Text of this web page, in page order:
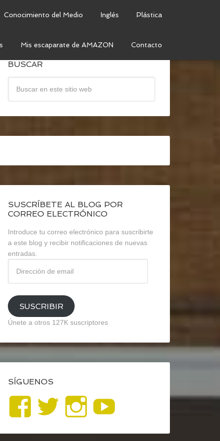
Conocimiento del Medio Inglés Plástica
Mis escaparate de AMAZON Contacto
BUSCAR
SUSCRÍBETE AL BLOG POR
CORREO ELECTRÓNICO
Introduce tu correo electrónico para suscribirte
a este blog y recibir notificaciones de nuevas
entradas.
email
SUSCRIBIR
Únete a otros 127K suscriptores
SÍGUENOS
Ver
perfil
Ver
perfil
Ver
perfil
YouTube